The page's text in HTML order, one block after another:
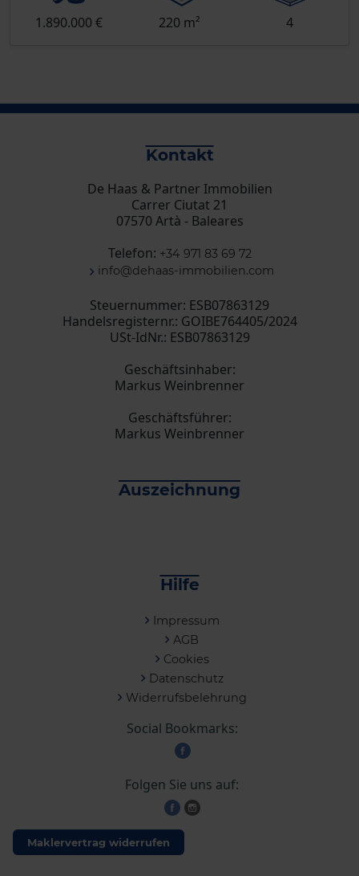
1.890.000 € 220 m² 4
Kontakt
De Haas & Partner Immobilien
Carrer Ciutat 21
07570 Artà - Baleares
Telefon: +34 971 83 69 72
info@dehaas-immobilien.com
Steuernummer: ESB07863129
Handelsregisternr.: GOIBE764405/2024
USt-IdNr.: ESB07863129
Geschäftsinhaber:
Markus Weinbrenner
Geschäftsführer:
Markus Weinbrenner
Auszeichnung
Hilfe
Impressum
AGB
Cookies
Datenschutz
Widerrufsbelehrung
Social Bookmarks:
Folgen Sie uns auf:
Maklervertrag widerrufen